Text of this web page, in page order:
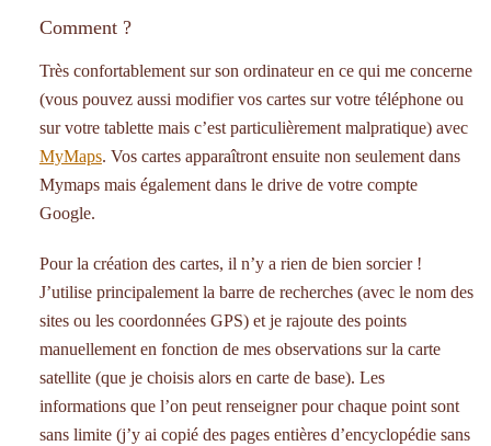
Comment ?
Très confortablement sur son ordinateur en ce qui me concerne
(vous pouvez aussi modifier vos cartes sur votre téléphone ou
sur votre tablette mais c’est particulièrement malpratique) avec
MyMaps. Vos cartes apparaîtront ensuite non seulement dans
Mymaps mais également dans le drive de votre compte
Google.
Pour la création des cartes, il n’y a rien de bien sorcier !
J’utilise principalement la barre de recherches (avec le nom des
sites ou les coordonnées GPS) et je rajoute des points
manuellement en fonction de mes observations sur la carte
satellite (que je choisis alors en carte de base). Les
informations que l’on peut renseigner pour chaque point sont
sans limite (j’y ai copié des pages entières d’encyclopédie sans